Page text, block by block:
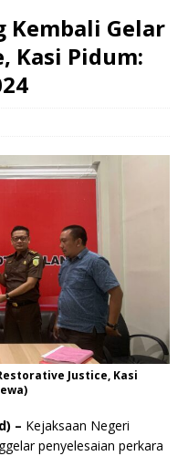
Kembali Gelar
Kasi Pidum:
Justice, Kasi
– Kejaksaan Negeri
penyelesaian perkara